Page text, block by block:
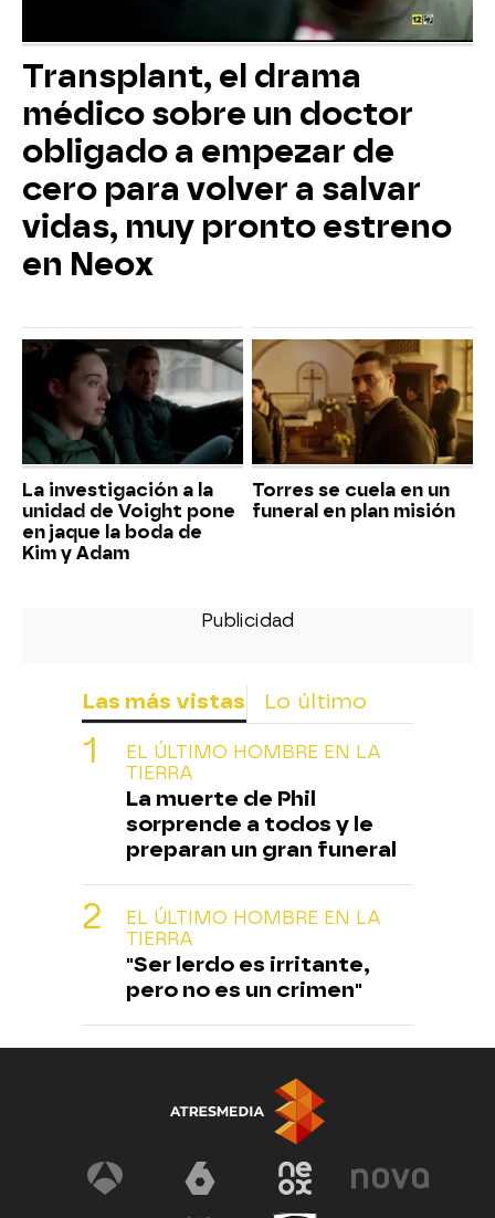
Transplant, el drama
médico sobre un doctor
obligado a empezar de
cero para volver a salvar
vidas, muy pronto estreno
en Neox
La investigación a la
unidad de Voight pone
en jaque la boda de
Kim y Adam
Torres se cuela en un
funeral en plan misión
Las más vistas Lo último
EL ÚLTIMO HOMBRE EN LA
TIERRA
La muerte de Phil
sorprende a todos y le
preparan un gran funeral
EL ÚLTIMO HOMBRE EN LA
TIERRA
"Ser lerdo es irritante,
pero no es un crimen"